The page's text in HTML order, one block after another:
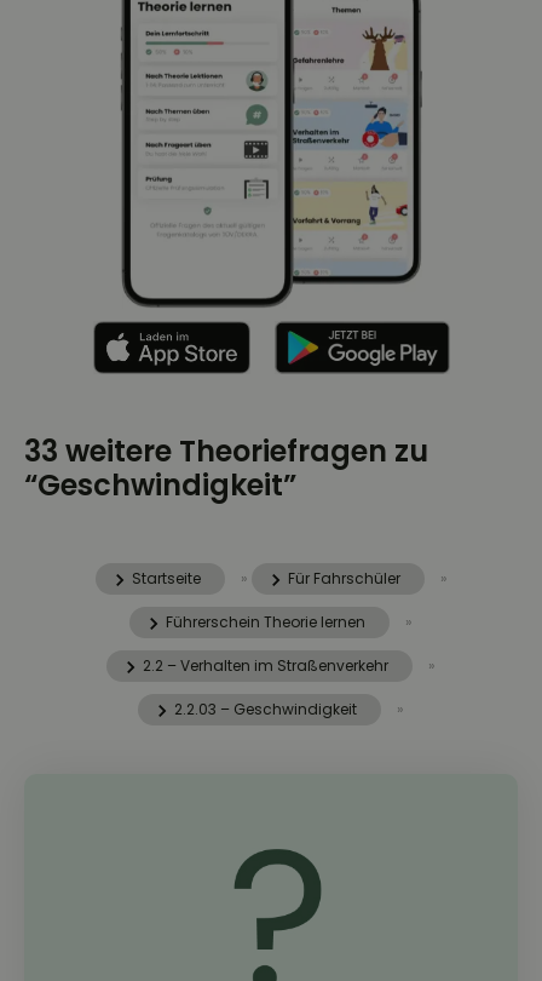
33 weitere Theoriefragen zu
“Geschwindigkeit”
Startseite » Für Fahrschüler »
Führerschein Theorie lernen »
2.2 – Verhalten im Straßenverkehr »
2.2.03 – Geschwindigkeit »